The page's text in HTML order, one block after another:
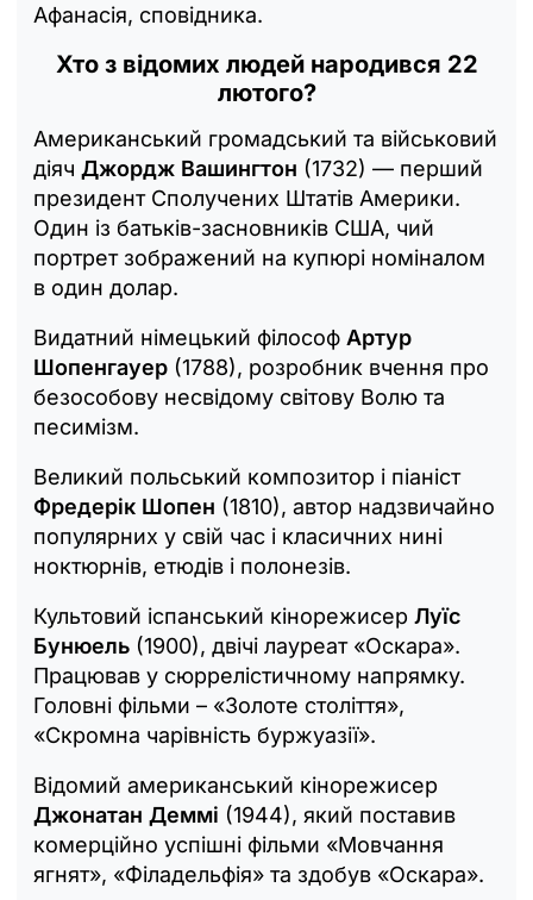
Афанасія, сповідника.
Хто з відомих людей народився 22
лютого?
Американський громадський та військовий
діяч Джордж Вашингтон (1732) — перший
президент Сполучених Штатів Америки.
Один із батьків-засновників США, чий
портрет зображений на купюрі номіналом
в один долар.
Видатний німецький філософ Артур
Шопенгауер (1788), розробник вчення про
безособову несвідому світову Волю та
песимізм.
Великий польський композитор і піаніст
Фредерік Шопен (1810), автор надзвичайно
популярних у свій час і класичних нині
ноктюрнів, етюдів і полонезів.
Культовий іспанський кінорежисер Луїс
Бунюель (1900), двічі лауреат «Оскара».
Працював у сюррелістичному напрямку.
Головні фільми – «Золоте століття»,
«Скромна чарівність буржуазії».
Відомий американський кінорежисер
Джонатан Деммі (1944), який поставив
комерційно успішні фільми «Мовчання
ягнят», «Філадельфія» та здобув «Оскара».